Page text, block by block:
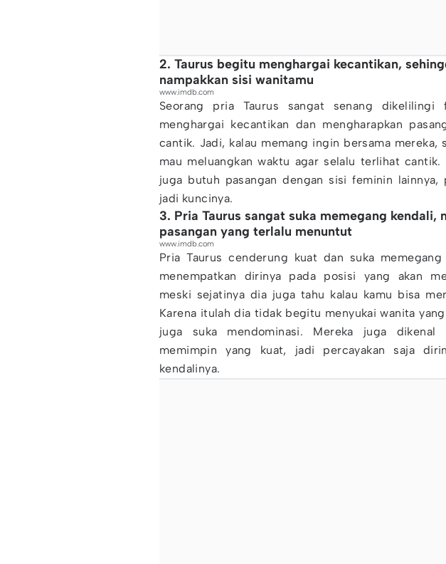
2. Taurus begitu menghargai kecantikan,
nampakkan sisi wanitamu
www.imdb.com
Seorang pria Taurus sangat senang dikelilingi
menghargai kecantikan dan mengharapkan
cantik. Jadi, kalau memang ingin bersama mereka,
mau meluangkan waktu agar selalu terlihat
juga butuh pasangan dengan sisi feminin
jadi kuncinya.
3. Pria Taurus sangat suka memegang kendali,
pasangan yang terlalu menuntut
www.imdb.com
Pria Taurus cenderung kuat dan suka
menempatkan dirinya pada posisi yang akan
meski sejatinya dia juga tahu kalau kamu bisa
Karena itulah dia tidak begitu menyukai wanita
juga suka mendominasi. Mereka juga dikenal
memimpin yang kuat, jadi percayakan saja
kendalinya.